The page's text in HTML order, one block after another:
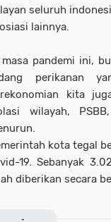
seluruh
lainnya.
masa pandemi ini,
perikanan
kita
wilayah,
kota tegal
19. Sebanyak
diberikan secara
-